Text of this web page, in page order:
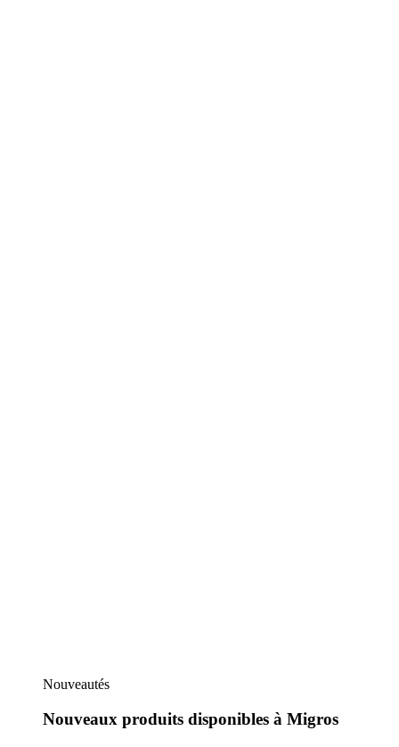
Nouveautés
Nouveaux produits disponibles à Migros